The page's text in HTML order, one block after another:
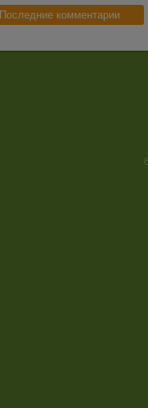
Последние комментарии